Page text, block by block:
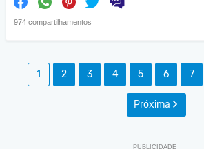
974 compartilhamentos
1 2 3 4 5 6 7
Próxima